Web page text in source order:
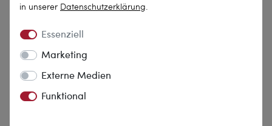
in unserer Daten­schutz­erklärung.
Essenziell
Marketing
Externe Medien
Funktional